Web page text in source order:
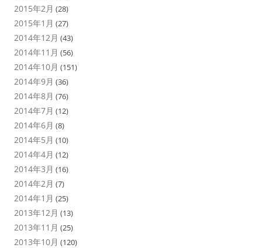
2015年2月 (28)
2015年1月 (27)
2014年12月 (43)
2014年11月 (56)
2014年10月 (151)
2014年9月 (36)
2014年8月 (76)
2014年7月 (12)
2014年6月 (8)
2014年5月 (10)
2014年4月 (12)
2014年3月 (16)
2014年2月 (7)
2014年1月 (25)
2013年12月 (13)
2013年11月 (25)
2013年10月 (120)